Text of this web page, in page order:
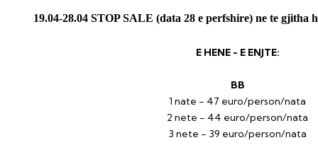
19.04-28.04 STOP SALE (data 28 e perfshire) ne te gjitha
E HENE - E ENJTE:
BB
1 nate - 47 euro/person/nata
2 nete - 44 euro/person/nata
3 nete - 39 euro/person/nata